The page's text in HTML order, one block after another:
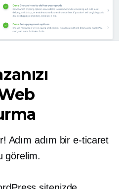
Adım adım bir e-ticaret
görelim.